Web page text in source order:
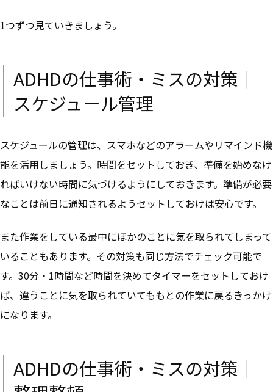
1つずつ見ていきましょう。
ADHDの仕事術・ミスの対策｜
スケジュール管理
スケジュールの管理は、スマホなどのアラームやリマインド機
能を活用しましょう。 時間をセットしておき、準備を始めなけ
ればいけない時間に気づけるようにしておきます。準備が必要
なことは前日に通知されるようセットしておけば安心です。
また作業をしている最中にほかのことに気を取られてしまって
いることもあります。その対策も同じ方法でチェック可能で
す。30分・1時間など時間を決めてタイマーをセットしておけ
ば、違うことに気を取られていてももとの作業に戻るきっかけ
になります。
ADHDの仕事術・ミスの対策｜